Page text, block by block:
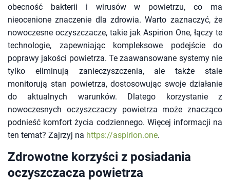
obecność bakterii i wirusów w powietrzu, co ma
nieocenione znaczenie dla zdrowia. Warto zaznaczyć, że
nowoczesne oczyszczacze, takie jak Aspirion One, łączy te
technologie, zapewniając kompleksowe podejście do
poprawy jakości powietrza. Te zaawansowane systemy nie
tylko eliminują zanieczyszczenia, ale także stale
monitorują stan powietrza, dostosowując swoje działanie
do aktualnych warunków. Dlatego korzystanie z
nowoczesnych oczyszczaczy powietrza może znacząco
podnieść komfort życia codziennego. Więcej informacji na
ten temat? Zajrzyj na https://aspirion.one.
Zdrowotne korzyści z posiadania
oczyszczacza powietrza